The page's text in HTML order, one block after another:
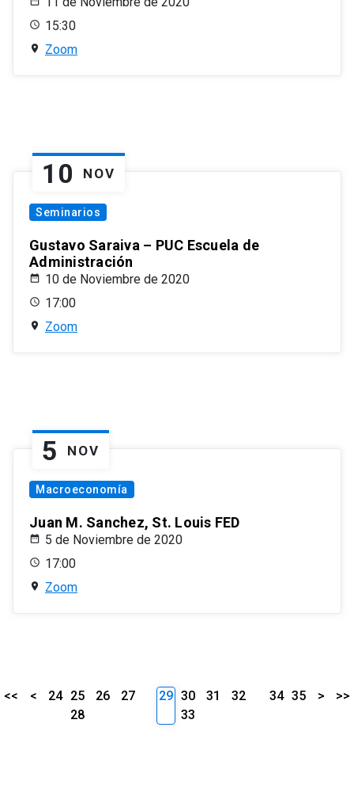
15:30
Zoom
10 NOV
Seminarios
Gustavo Saraiva – PUC Escuela de
Administración
10 de Noviembre de 2020
17:00
Zoom
5 NOV
Macroeconomía
Juan M. Sanchez, St. Louis FED
5 de Noviembre de 2020
17:00
Zoom
<< < 24 25 26
27
28
29 30 31
32
33
34 35 > >>